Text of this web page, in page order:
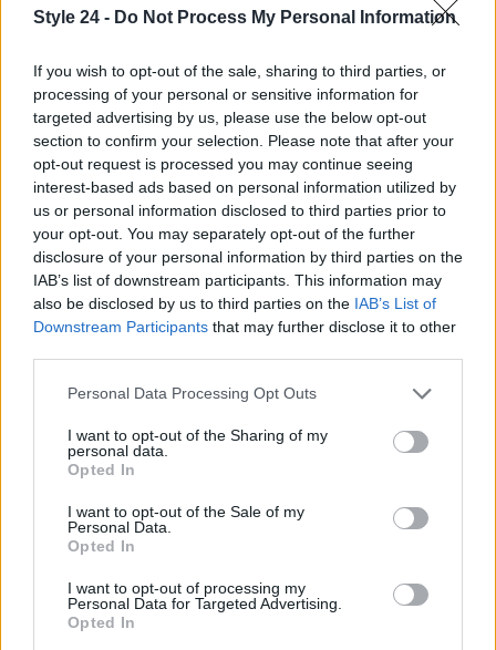
Style 24 - Do Not Process My Personal Information
If you wish to opt-out of the sale, sharing to third parties, or
processing of your personal or sensitive information for
targeted advertising by us, please use the below opt-out
section to confirm your selection. Please note that after your
opt-out request is processed you may continue seeing
interest-based ads based on personal information utilized by
us or personal information disclosed to third parties prior to
your opt-out. You may separately opt-out of the further
disclosure of your personal information by third parties on the
IAB’s list of downstream participants. This information may
also be disclosed by us to third parties on the IAB’s List of
Downstream Participants that may further disclose it to other
Please note that this website/app uses one or more Google
not limited to your visit or usage behaviour. You may click to
grant or deny consent to Google and its third-party tags to
use your data for below specified purposes in below Google
consent section.
Personal Data Processing Opt Outs
I want to opt-out of the Sharing of my
personal data.
Opted In
I want to opt-out of the Sale of my
Personal Data.
Opted In
I want to opt-out of processing my
Personal Data for Targeted Advertising.
Opted In
Come preservare il colore dei capelli in estate:
consigli di Niky Epi di Aldo Coppola
Cristian Castiglioni · 6 Ago 2026
BELLEZZA